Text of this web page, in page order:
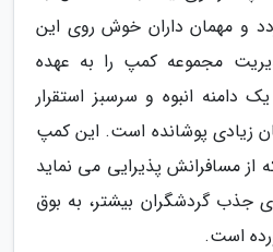
و مهمان داران خوش روی این
مجموعه کمپ را به عهده
دامنه انبوه و سرسبز استقرار
زیادی پوشانده است. این کمپ
مسافرانش پذیرایی می نماید
جذب گردشگران بیشتر، به بوق
است.